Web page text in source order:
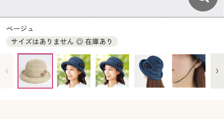
大きいサイズ 事務・制服
カタログ・チラシからのご注文
デジタルカタログ
カタログ無料プレゼント
カタログ無料プレゼント
会員メニュー
ベージュ
サイズはありません ◎ 在庫あり